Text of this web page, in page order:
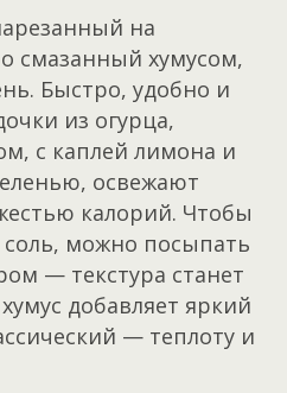
на
смазанный хумусом,
Быстро, удобно и
из огурца,
с каплей лимона и
освежают
калорий. Чтобы
можно посыпать
— текстура станет
добавляет яркий
— теплоту и